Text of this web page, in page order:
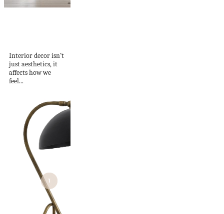
Interior decor isn’t
just aesthetics, it
affects how we
feel...